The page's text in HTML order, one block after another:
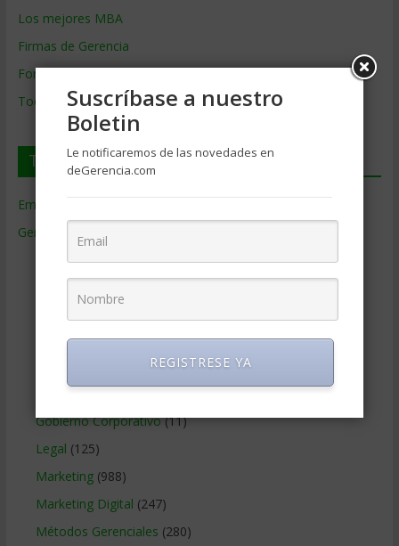
Los mejores MBA
Firmas de Gerencia
Formación de Gerencia
Todos los Temas
Temas de Gerencia
Empresas de Gerencia
Gerencia
(9.477)
Contabilidad(466)
Estrategia Empresarial(304)
Finanzas Corporativas(748)
Gerencia social y ambiental(223)
Gobierno Corporativo(11)
Legal (125)
Marketing(988)
Marketing Digital (247)
Métodos Gerenciales (280)
Suscríbase a nuestro
Boletin
Le notificaremos de las novedades en
deGerencia.com
REGISTRESE YA